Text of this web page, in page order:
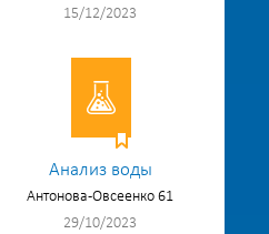
15/12/2023
Анализ воды
Антонова-Овсеенко 61
29/10/2023